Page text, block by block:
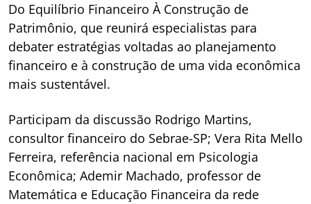
Do Equilíbrio Financeiro À Construção de
Patrimônio, que reunirá especialistas para
debater estratégias voltadas ao planejamento
financeiro e à construção de uma vida econômica
mais sustentável.
Participam da discussão Rodrigo Martins,
consultor financeiro do Sebrae-SP; Vera Rita Mello
Ferreira, referência nacional em Psicologia
Econômica; Ademir Machado, professor de
Matemática e Educação Financeira da rede